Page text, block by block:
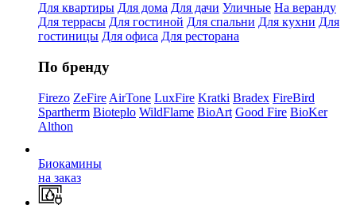
Для квартиры Для дома Для дачи Уличные На веранду
Для террасы Для гостиной Для спальни Для кухни Для
гостиницы Для офиса Для ресторана
По бренду
Firezo ZeFire AirTone LuxFire Kratki Bradex FireBird
Spartherm Bioteplo WildFlame BioArt Good Fire BioKer
Althon
Биокамины
на заказ